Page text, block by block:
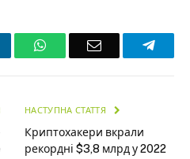
WhatsAppEmail
НАСТУПНА СТАТТЯ
Криптохакери вкрали
рекордні $3,8 млрд у 2022